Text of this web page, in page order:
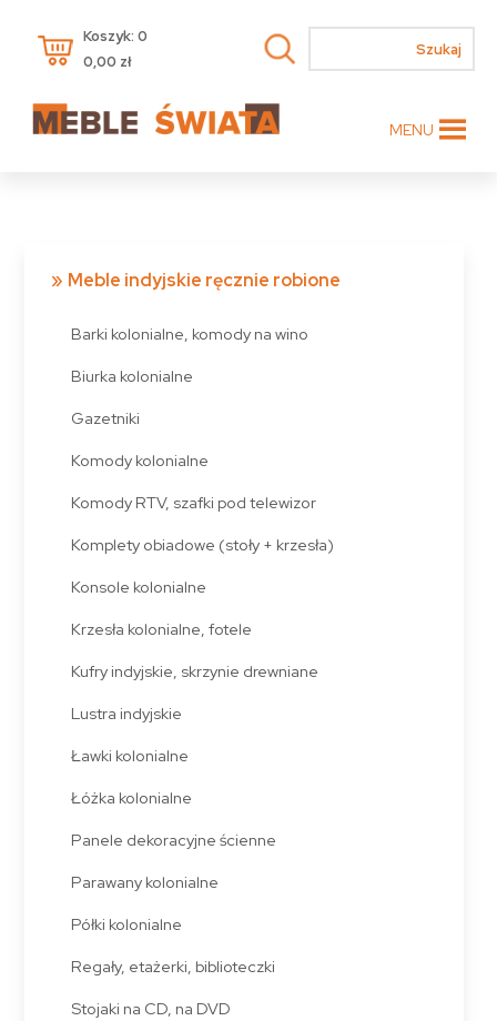
Koszyk: 0
0,00 zł
MENU
Meble indyjskie ręcznie robione
Barki kolonialne, komody na wino
Biurka kolonialne
Gazetniki
Komody kolonialne
Komody RTV, szafki pod telewizor
Komplety obiadowe (stoły + krzesła)
Konsole kolonialne
Krzesła kolonialne, fotele
Kufry indyjskie, skrzynie drewniane
Lustra indyjskie
Ławki kolonialne
Łóżka kolonialne
Panele dekoracyjne ścienne
Parawany kolonialne
Półki kolonialne
Regały, etażerki, biblioteczki
Stojaki na CD, na DVD